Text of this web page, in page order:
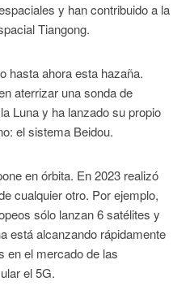
y han contribuido a la
Tiangong.
hasta ahora esta hazaña.
aterrizar una sonda de
Luna y ha lanzado su propio
el sistema Beidou.
en órbita. En 2023 realizó
cualquier otro. Por ejemplo,
sólo lanzan 6 satélites y
está alcanzando rápidamente
en el mercado de las
el 5G.